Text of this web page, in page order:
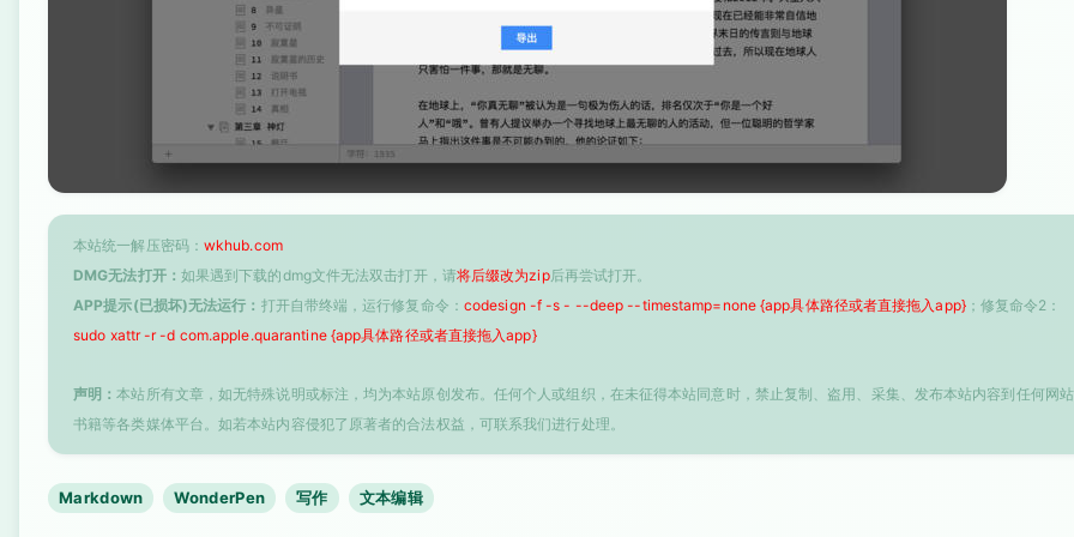
本站统一解压密码： wkhub.com
DMG无法打开： 如果遇到下载的dmg文件无法双击打开，请将后缀改为zip后再尝试打开。
APP提示(已损坏)无法运行： 打开自带终端，运行修复命令： codesign -f -s - --deep --timestamp=none {app具体路径或者直接拖入app}；修复命令2：
sudo xattr -r -d com.apple.quarantine {app具体路径或者直接拖入app}
声明：本站所有文章，如无特殊说明或标注，均为本站原创发布。任何个人或组织，在未征得本站同意时，禁止复制、盗用、采集、发布本站内容到任何网
书籍等各类媒体平台。如若本站内容侵犯了原著者的合法权益，可联系我们进行处理。
Markdown WonderPen 写作 文本编辑